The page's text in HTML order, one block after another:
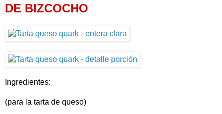
DE BIZCOCHO
Ingredientes:
(para la tarta de queso)